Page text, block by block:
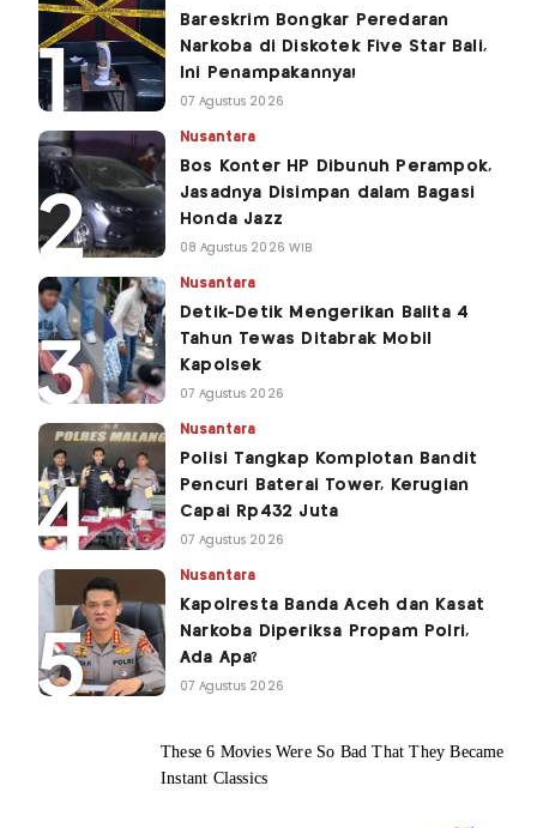
Bareskrim Bongkar Peredaran
Narkoba di Diskotek Five Star Bali,
Ini Penampakannya!
07 Agustus 2026
Nusantara
Bos Konter HP Dibunuh Perampok,
Jasadnya Disimpan dalam Bagasi
Honda Jazz
08 Agustus 2026 WIB
Nusantara
Detik-Detik Mengerikan Balita 4
Tahun Tewas Ditabrak Mobil
Kapolsek
07 Agustus 2026
Nusantara
Polisi Tangkap Komplotan Bandit
Pencuri Baterai Tower, Kerugian
Capai Rp432 Juta
07 Agustus 2026
Nusantara
Kapolresta Banda Aceh dan Kasat
Narkoba Diperiksa Propam Polri,
Ada Apa?
07 Agustus 2026